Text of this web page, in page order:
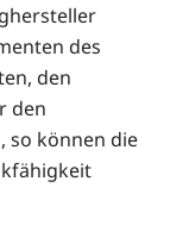
des
den
den
so können die